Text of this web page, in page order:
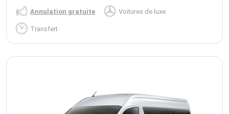
Annulation gratuite Voitures de luxe
Transfert